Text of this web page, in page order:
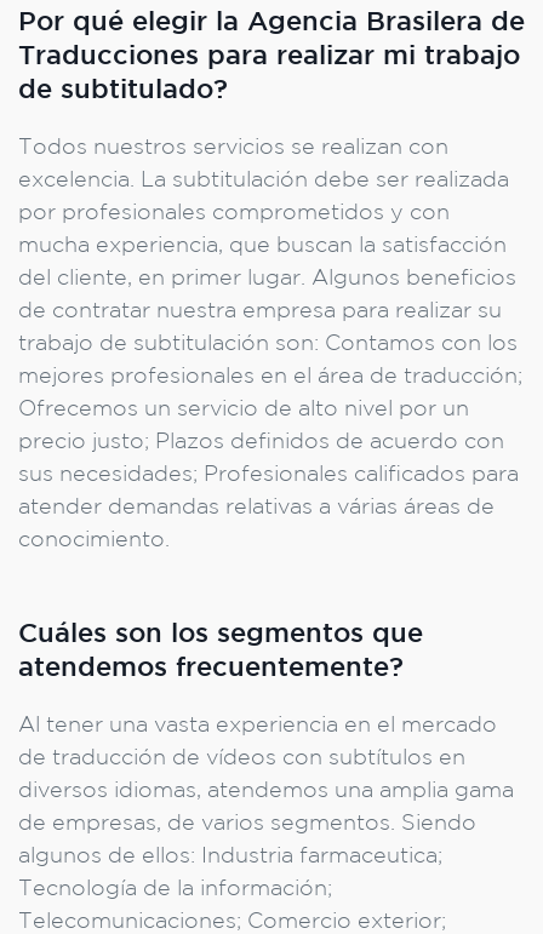
Por qué elegir la Agencia Brasilera de
Traducciones para realizar mi trabajo
de subtitulado?
Todos nuestros servicios se realizan con
excelencia. La subtitulación debe ser realizada
por profesionales comprometidos y con
mucha experiencia, que buscan la satisfacción
del cliente, en primer lugar. Algunos beneficios
de contratar nuestra empresa para realizar su
trabajo de subtitulación son: Contamos con los
mejores profesionales en el área de traducción;
Ofrecemos un servicio de alto nivel por un
precio justo; Plazos definidos de acuerdo con
sus necesidades; Profesionales calificados para
atender demandas relativas a várias áreas de
conocimiento.
Cuáles son los segmentos que
atendemos frecuentemente?
Al tener una vasta experiencia en el mercado
de traducción de vídeos con subtítulos en
diversos idiomas, atendemos una amplia gama
de empresas, de varios segmentos. Siendo
algunos de ellos: Industria farmaceutica;
Tecnología de la información;
Telecomunicaciones; Comercio exterior;